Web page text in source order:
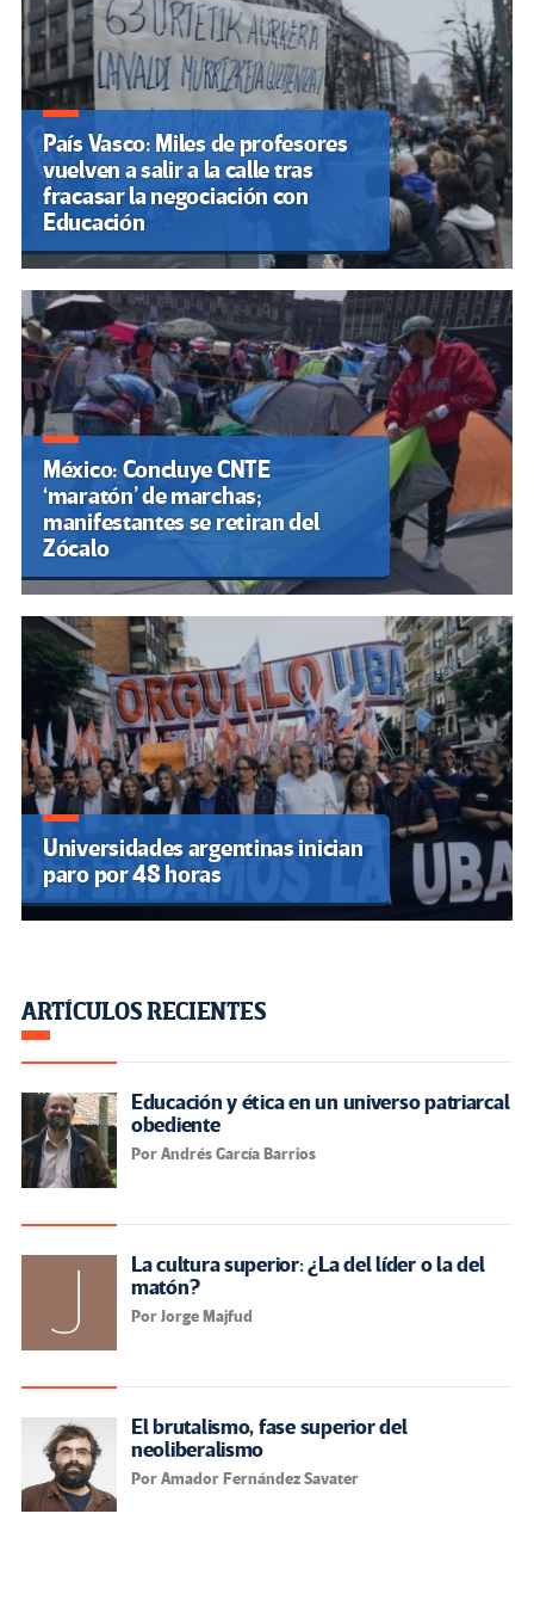
País Vasco: Miles de profesores
vuelven a salir a la calle tras
fracasar la negociación con
Educación
México: Concluye CNTE
‘maratón’ de marchas;
manifestantes se retiran del
Zócalo
Universidades argentinas inician
paro por 48 horas
ARTÍCULOS RECIENTES
Educación y ética en un universo patriarcal
obediente
Por Andrés García Barrios
La cultura superior: ¿La del líder o la del
matón?
Por Jorge Majfud
El brutalismo, fase superior del
neoliberalismo
Por Amador Fernández Savater